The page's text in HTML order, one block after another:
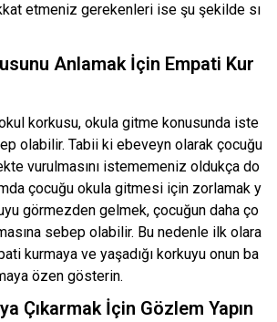
etmeniz gerekenleri ise şu şekilde sı
Anlamak İçin Empati Kur
okul korkusu, okula gitme konusunda iste
olabilir. Tabii ki ebeveyn olarak çocuğu
vurulmasını istememeniz oldukça do
çocuğu okula gitmesi için zorlamak y
görmezden gelmek, çocuğun daha ço
sebep olabilir. Bu nedenle ilk olara
kurmaya ve yaşadığı korkuyu onun ba
özen gösterin.
Çıkarmak İçin Gözlem Yapın